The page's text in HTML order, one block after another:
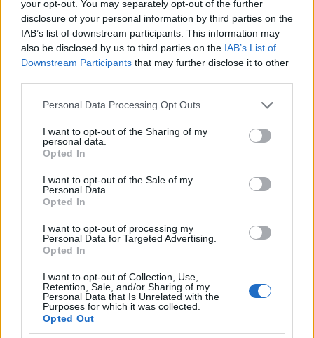
your opt-out. You may separately opt-out of the further
disclosure of your personal information by third parties on the
IAB’s list of downstream participants. This information may
also be disclosed by us to third parties on the IAB’s List of
Downstream Participants that may further disclose it to other
Please note that this website/app uses one or more Google
not limited to your visit or usage behaviour. You may click to
grant or deny consent to Google and its third-party tags to
use your data for below specified purposes in below Google
consent section.
Personal Data Processing Opt Outs
I want to opt-out of the Sharing of my
personal data.
Opted In
I want to opt-out of the Sale of my
Personal Data.
Opted In
I want to opt-out of processing my
Personal Data for Targeted Advertising.
Opted In
I want to opt-out of Collection, Use,
Retention, Sale, and/or Sharing of my
Personal Data that Is Unrelated with the
Purposes for which it was collected.
Opted Out
főpályaudvarán, az IC motorvonat hamarosan indul
tovább, hogy kipihenje a hosszú utat egy